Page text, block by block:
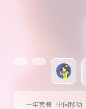
一年套餐 中国移动